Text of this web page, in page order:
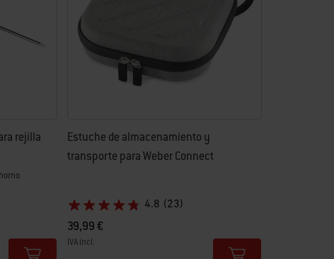
rejilla
Estuche de almacenamiento y
transporte para Weber Connect
4.8 (23)
39,99 €
IVA incl.